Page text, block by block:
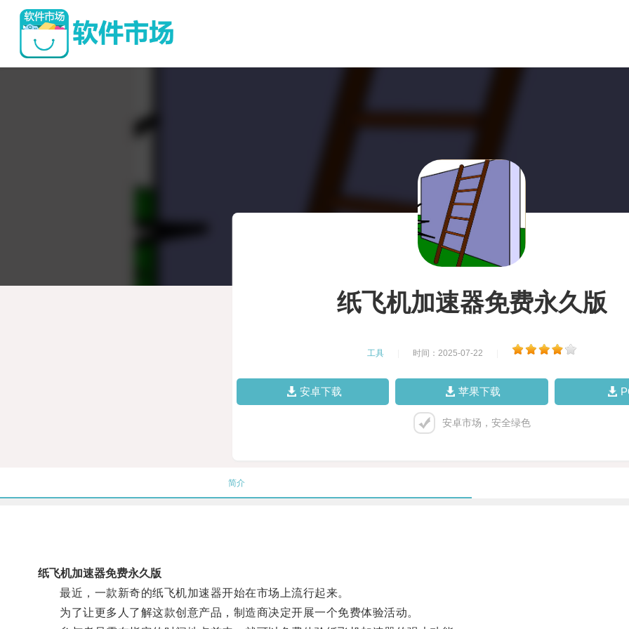
纸飞机加速器免费永久版
工具 时间：2025-07-22
安卓下载 苹果下载
安卓市场，安全绿色
简介
纸飞机加速器免费永久版
最近，一款新奇的纸飞机加速器开始在市场上流行起来。
为了让更多人了解这款创意产品，制造商决定开展一个免费体验活动。